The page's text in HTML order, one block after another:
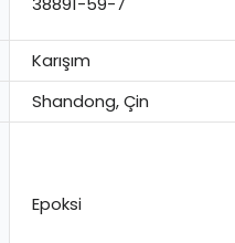
Karışım
Shandong, Çin
Epoksi